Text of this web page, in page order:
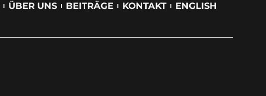
ÜBER UNS BEITRÄGE KONTAKT ENGLISH